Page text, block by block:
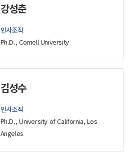
강성춘
인사조직
Ph.D., Cornell University
김성수
인사조직
Ph.D., University of California, Los
Angeles